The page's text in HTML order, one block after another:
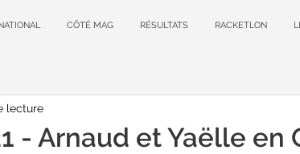
CÔTÉ MAG RÉSULTATS RACKETLON
- Arnaud et Yaëlle en
lecture